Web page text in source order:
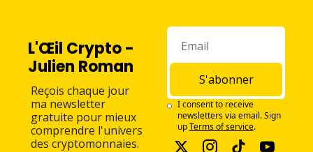
L'Œil Crypto -
Julien Roman
Reçois chaque jour
ma newsletter
gratuite pour mieux
comprendre l'univers
des cryptomonnaies.
S'abonner
I consent to receive
newsletters via email. Sign
up Terms of service.